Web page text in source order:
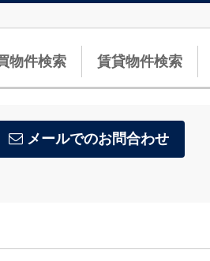
物件検索 賃貸物件検索
メールでのお問合わせ